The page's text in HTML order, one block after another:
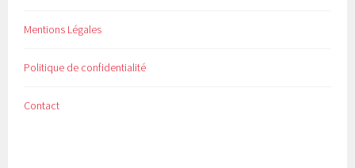
Mentions Légales
Politique de confidentialité
Contact